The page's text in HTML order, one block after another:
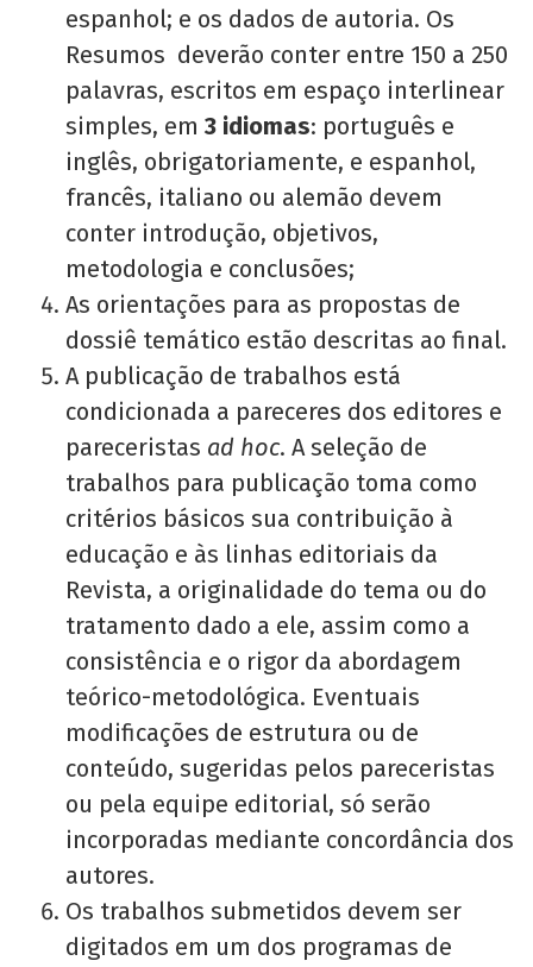
espanhol; e os dados de autoria. Os
Resumos deverão conter entre 150 a 250
palavras, escritos em espaço interlinear
simples, em 3 idiomas: português e
inglês, obrigatoriamente, e espanhol,
francês, italiano ou alemão devem
conter introdução, objetivos,
metodologia e conclusões;
As orientações para as propostas de
dossiê temático estão descritas ao final.
A publicação de trabalhos está
condicionada a pareceres dos editores e
pareceristas ad hoc. A seleção de
trabalhos para publicação toma como
critérios básicos sua contribuição à
educação e às linhas editoriais da
Revista, a originalidade do tema ou do
tratamento dado a ele, assim como a
consistência e o rigor da abordagem
teórico-metodológica. Eventuais
modificações de estrutura ou de
conteúdo, sugeridas pelos pareceristas
ou pela equipe editorial, só serão
incorporadas mediante concordância dos
autores.
Os trabalhos submetidos devem ser
digitados em um dos programas de